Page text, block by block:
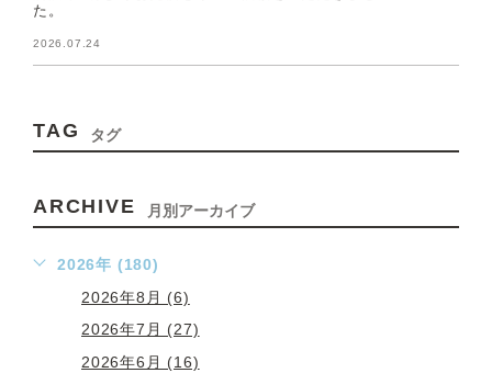
た。
2026.07.24
TAG タグ
ARCHIVE 月別アーカイブ
2026年 (180)
2026年8月 (6)
2026年7月 (27)
2026年6月 (16)